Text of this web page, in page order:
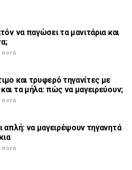
να παγώσει τα μανιτάρια και
ποτά
και τρυφερό τηγανίτες με
τα μήλα: πώς να μαγειρεύουν;
ποτά
απλή: να μαγειρέψουν τηγανητά
ποτά